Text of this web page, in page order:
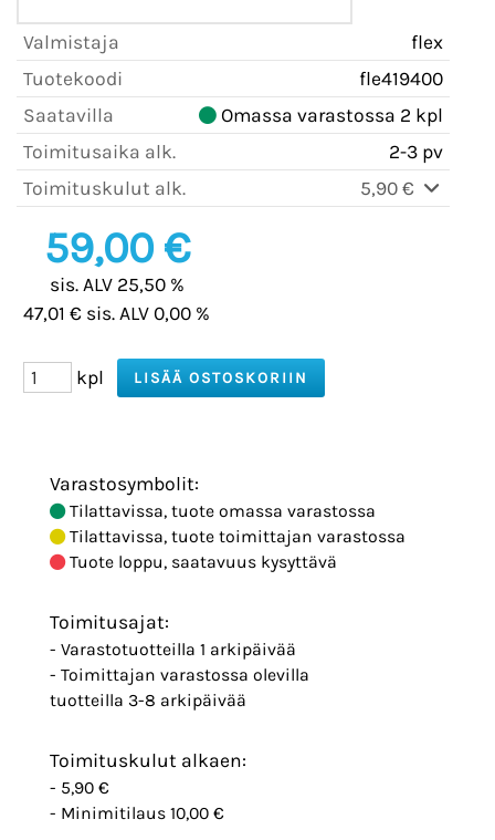
Valmistaja
flex
Tuotekoodi
fle419400
Saatavilla
Omassa varastossa 2 kpl
Toimitusaika alk.
2-3 pv
Toimituskulut alk.
5,90 €
59,00 €
sis. ALV 25,50 %
47,01 € sis. ALV 0,00 %
kpl
Varastosymbolit:
Tilattavissa, tuote omassa varastossa
Tilattavissa, tuote toimittajan varastossa
Tuote loppu, saatavuus kysyttävä
Toimitusajat:
- Varastotuotteilla 1 arkipäivää
- Toimittajan varastossa olevilla
tuotteilla 3-8 arkipäivää
Toimituskulut alkaen:
- 5,90 €
- Minimitilaus 10,00 €